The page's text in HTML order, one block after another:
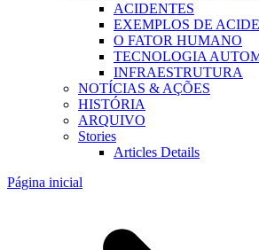
ACIDENTES
EXEMPLOS DE
O FATOR HUMANO
TECNOLOGIA
INFRAESTRUTURA
NOTÍCIAS & AÇÕES
HISTÓRIA
ARQUIVO
Stories
Articles Details
Página inicial